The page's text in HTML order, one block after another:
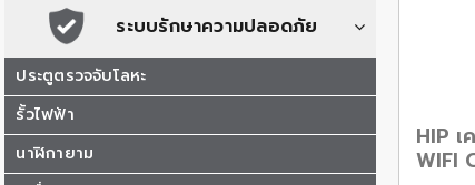
ระบบรักษาความปลอดภัย
ประตูตรวจจับโลหะ
รั้วไฟฟ้า
นาฬิกายาม
HIP
WIFI